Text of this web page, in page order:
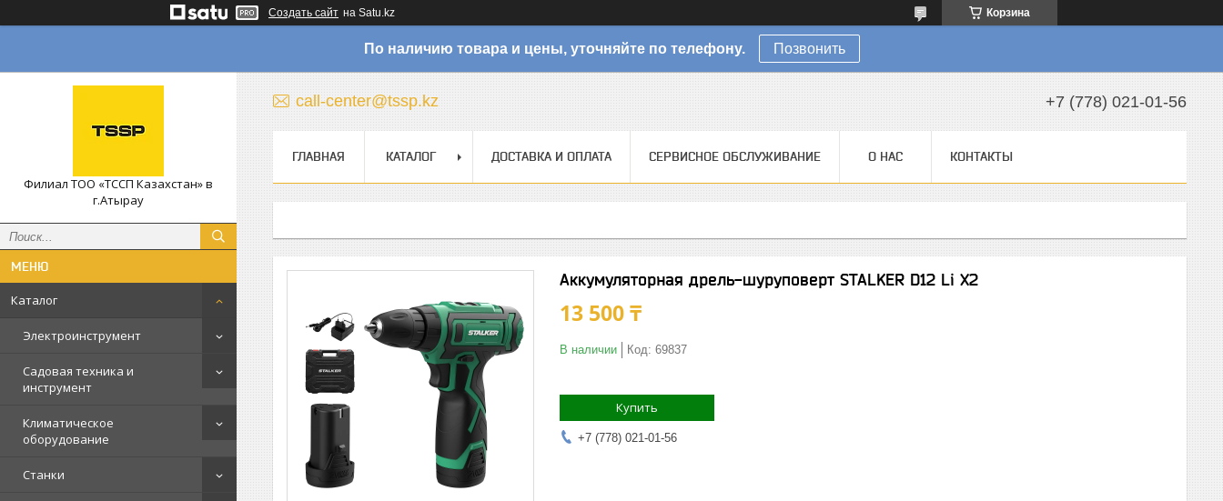
Создать сайт на Satu.kz Корзина
По наличию товара и цены, уточняйте по телефону. Позвонить
Филиал ТОО «ТССП Казахстан» в
г.Атырау
Каталог
Электроинструмент
Садовая техника и
инструмент
Климатическое
оборудование
Станки
call-center@tssp.kz +7 (778) 021-01-56
ГЛАВНАЯ КАТАЛОГ ДОСТАВКА И ОПЛАТА СЕРВИСНОЕ ОБСЛУЖИВАНИЕ О НАС КОНТАКТЫ
Аккумуляторная дрель-шуруповерт STALKER D12 Li X2
13 500 ₸
В наличии Код: 69837
Купить
+7 (778) 021-01-56